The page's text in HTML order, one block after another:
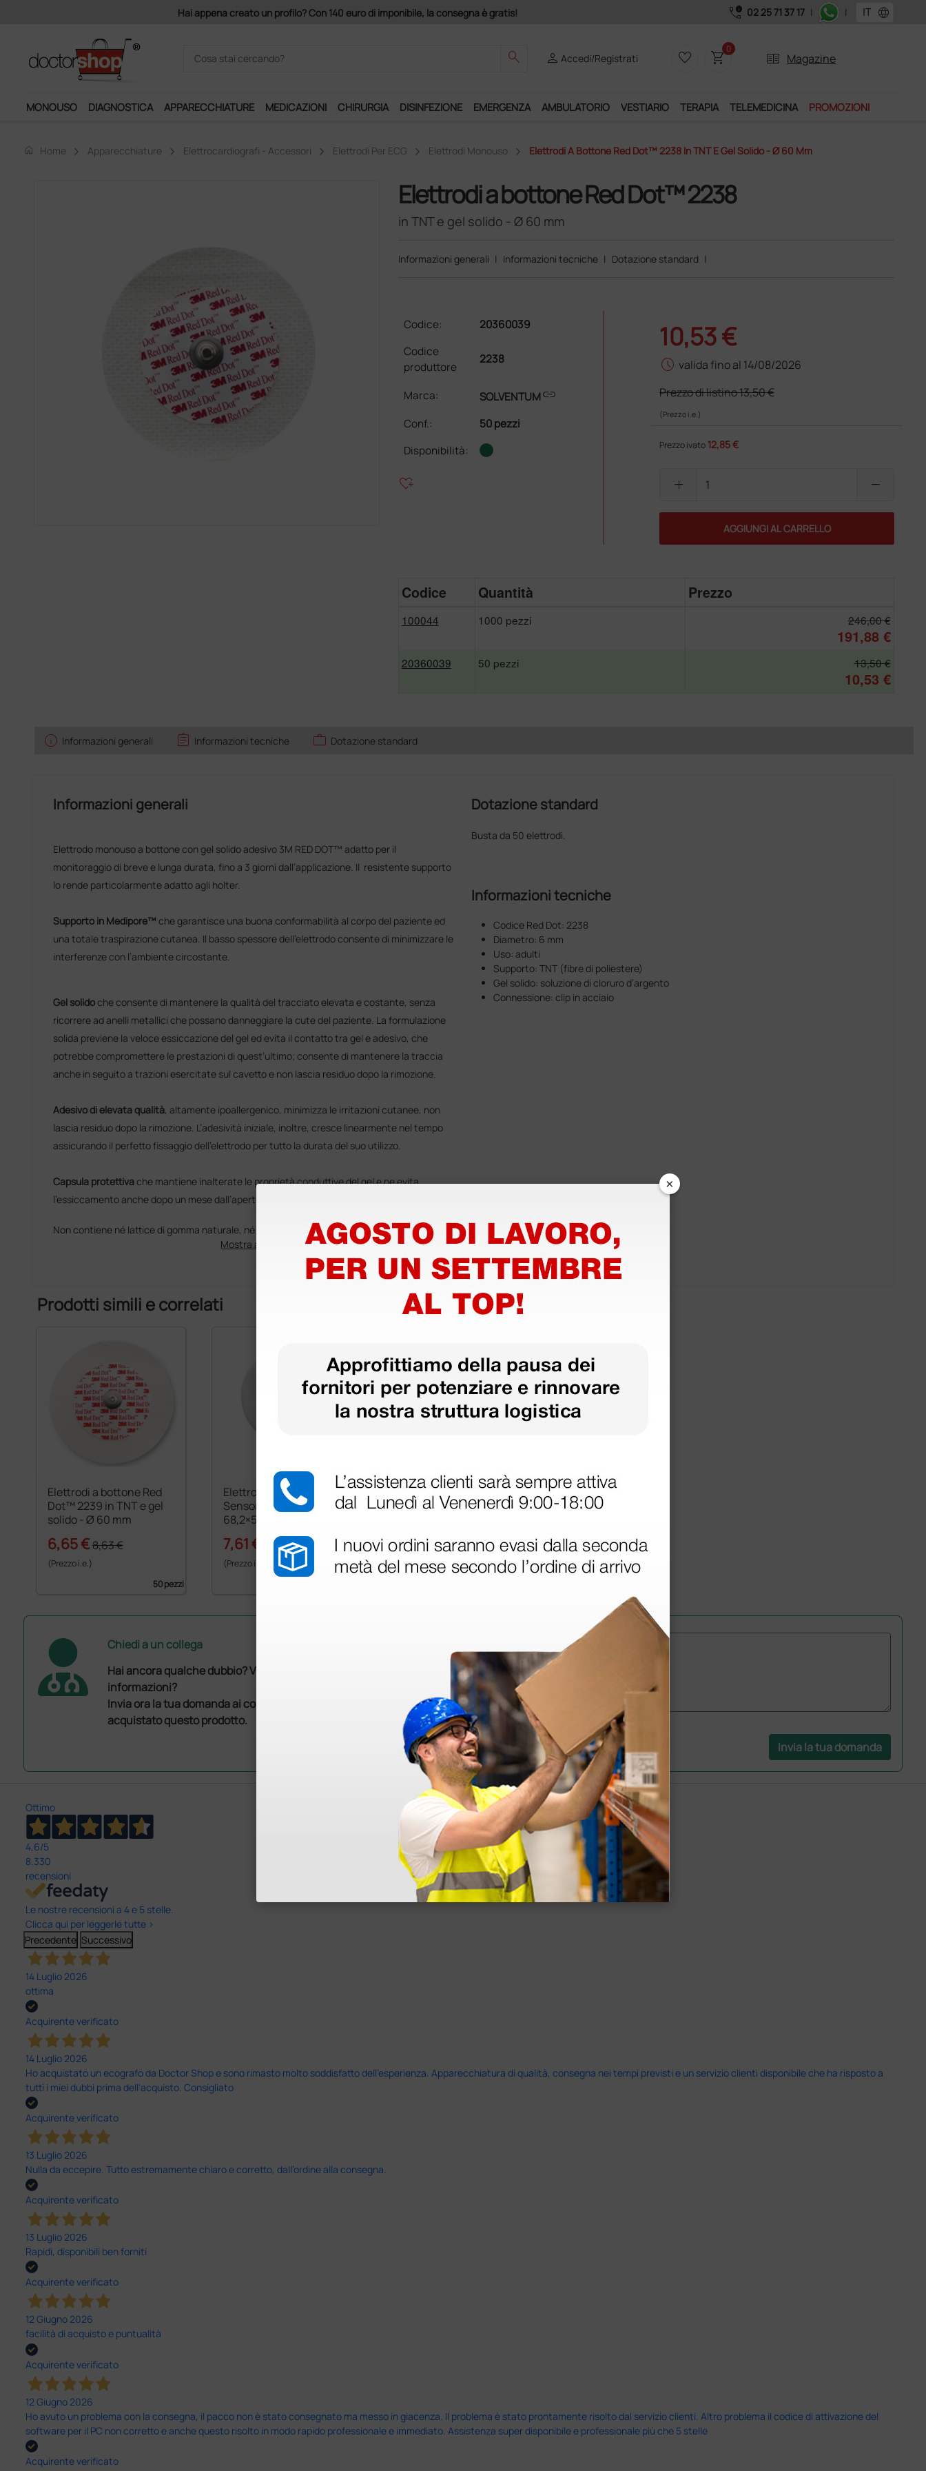
Acquistando il servizio "Ds Club", un anno di spedizioni a 39,90 euro + IVA!
call_quality 02 25 71 37 17 | | language
search personAccedi/Registrati favorite_border shopping_cart0
two_pager Magazine
MONOUSO DIAGNOSTICA APPARECCHIATURE MEDICAZIONI CHIRURGIA DISINFEZIONE EMERGENZA AMBULATORIO VESTIARIO TERAPIA TELEMEDICINA PROMOZIONI
home Home Apparecchiature Elettrocardiografi - Accessori Elettrodi Per ECG Elettrodi Monouso Elettrodi A Bottone Red Dot™ 2238 In TNT E Gel Solido - Ø 60 Mm
Elettrodi a bottone Red Dot™ 2238
in TNT e gel solido - Ø 60 mm
Informazioni generali | Informazioni tecniche | Dotazione standard |
Codice:
20360039
Codice
produttore
2238
Marca: SOLVENTUMlink
Conf.:
50 pezzi
Disponibilità:
heart_plus
10,53 €
schedule valida fino al 14/08/2026
Prezzo di listino13,50 €
(Prezzo i.e.)
Prezzo ivato 12,85 €
add remove
AGGIUNGI AL CARRELLO
Codice Quantità Prezzo
100044 1000 pezzi 246,00 €
191,88 €
20360039 50 pezzi 13,50 €
10,53 €
info Informazioni generali assignment Informazioni tecniche work Dotazione standard
Informazioni generali
Elettrodo monouso a bottone con gel solido adesivo 3M RED DOT™ adatto per il
monitoraggio di breve e lunga durata, fino a 3 giorni dall’applicazione. Il resistente supporto
lo rende particolarmente adatto agli holter.
Supporto in Medipore™ che garantisce una buona conformabilità al corpo del paziente ed
una totale traspirazione cutanea. Il basso spessore dell’elettrodo consente di minimizzare le
interferenze con l’ambiente circostante.
Gel solidoche consente di mantenere la qualità del tracciato elevata e costante, senza
ricorrere ad anelli metallici che possano danneggiare la cute del paziente. La formulazione
solida previene la veloce essiccazione del gel ed evita il contatto tra gel e adesivo, che
potrebbe compromettere le prestazioni di quest’ultimo; consente di mantenere la traccia
anche in seguito a trazioni esercitate sul cavetto e non lascia residuo dopo la rimozione.
Adesivo di elevata qualità, altamente ipoallergenico, minimizza le irritazioni cutanee, non
lascia residuo dopo la rimozione. L’adesività iniziale, inoltre, cresce linearmente nel tempo
assicurando il perfetto fissaggio dell’elettrodo per tutto la durata del suo utilizzo.
Capsula protettivache mantiene inalterate le proprietà conduttive del gel e ne evita
l’essiccamento anche dopo un mese dall’apertura della busta.
Non contiene né lattice di gomma naturale, né gomma naturale lavorata.
Mostra altro
Dotazione standard
Busta da 50 elettrodi.
Informazioni tecniche
Codice Red Dot: 2238
Diametro: 6 mm
Uso: adulti
Supporto: TNT (fibre di poliestere)
Gel solido: soluzione di cloruro d’argento
Connessione: clip in acciaio
Prodotti simili e correlati
Elettrodi a bottone Red
Dot™ 2239 in TNT e gel
solido - Ø 60 mm
6,65 €8,63 €
(Prezzo i.e.)
50 pezzi
Elettrodi ECG Ambu Blue
Sensor L a bottone
68,2×55 mm - gel liquido
7,61 € 8,65 €
(Prezzo i.e.)
Chiedi a un collega
Hai ancora qualche dubbio? Vuoi ulteriori
informazioni?
Invia ora la tua domanda ai colleghi che hanno già
acquistato questo prodotto.
Invia la tua domanda
Ottimo
4,6/5
8.330
recensioni
Le nostre recensioni a 4 e 5 stelle.
Clicca qui per leggerle tutte >
Precedente Successivo
14 Luglio 2026
ottima
Acquirente verificato
14 Luglio 2026
Ho acquistato un ecografo da Doctor Shop e sono rimasto molto soddisfatto dell'esperienza. Apparecchiatura di qualità, consegna nei tempi previsti e un servizio clienti disponibile che ha risposto a
tutti i miei dubbi prima dell'acquisto. Consigliato
Acquirente verificato
13 Luglio 2026
Nulla da eccepire. Tutto estremamente chiaro e corretto, dall’ordine alla consegna.
Acquirente verificato
13 Luglio 2026
Rapidi, disponibili ben forniti
Acquirente verificato
12 Giugno 2026
facilità di acquisto e puntualità
Acquirente verificato
12 Giugno 2026
Ho avuto un problema con la consegna, il pacco non è stato consegnato ma messo in giacenza. Il problema è stato prontamente risolto dal servizio clienti. Altro problema il codice di attivazione del
software per il PC non corretto e anche questo risolto in modo rapido professionale e immediato. Assistenza super disponibile e professionale più che 5 stelle
Acquirente verificato
×